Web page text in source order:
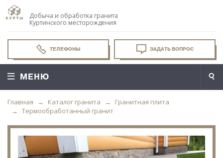
Добыча и обработка гранита
Куртинского месторождения
ТЕЛЕФОНЫ ЗАДАТЬ ВОПРОС
МЕНЮ
Главная Каталог гранита
Гранитная плита
Термообработанный гранит